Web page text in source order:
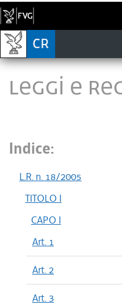
LEGGI E
Indice:
L.R. n. 18/2005
TITOLO I
CAPO I
Art. 1
Art. 2
Art. 3